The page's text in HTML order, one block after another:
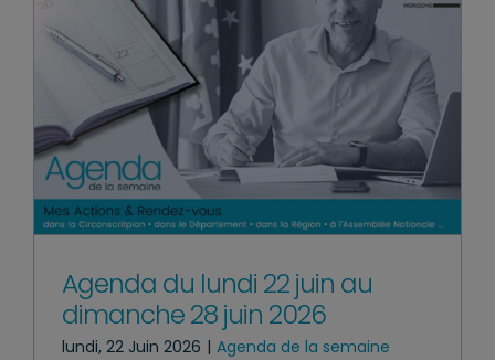
Agenda du lundi 22 juin au
dimanche 28 juin 2026
lundi, 22 Juin 2026 | Agenda de la semaine